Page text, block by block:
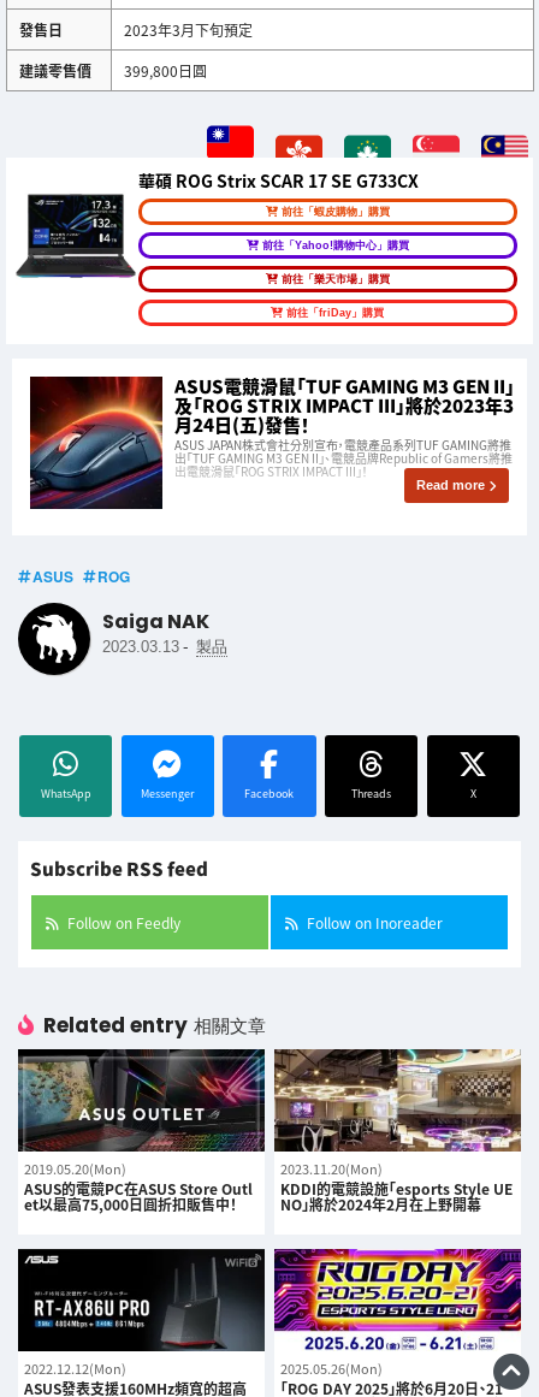
發售日
2023年3月下旬預定
建議零售價
399,800日圓
華碩 ROG Strix SCAR 17 SE G733CX
前往「蝦皮購物」購買
前往「Yahoo!購物中心」購買
前往「樂天市場」購買
前往「friDay」購買
ASUS電競滑鼠「TUF GAMING M3 GEN II」
及「ROG STRIX IMPACT III」將於2023年3
月24日(五)發售！
ASUS JAPAN株式會社分別宣布，電競產品系列TUF GAMING將推
出「TUF GAMING M3 GEN II」、電競品牌Republic of Gamers將推
出電競滑鼠「ROG STRIX IMPACT III」！
Read more
ASUS ROG
Saiga NAK
2023.03.13 - 製品
WhatsApp Messenger Facebook Threads X
Subscribe RSS feed
Follow on Feedly Follow on Inoreader
Related entry 相關文章
2019.05.20(Mon)
ASUS的電競PC在ASUS Store Outl
et以最高75,000日圓折扣販售中！
2023.11.20(Mon)
KDDI的電競設施「esports Style UE
NO」將於2024年2月在上野開幕
2022.12.12(Mon)
ASUS發表支援160MHz頻寬的超高
2025.05.26(Mon)
「ROG DAY 2025」將於6月20日、21